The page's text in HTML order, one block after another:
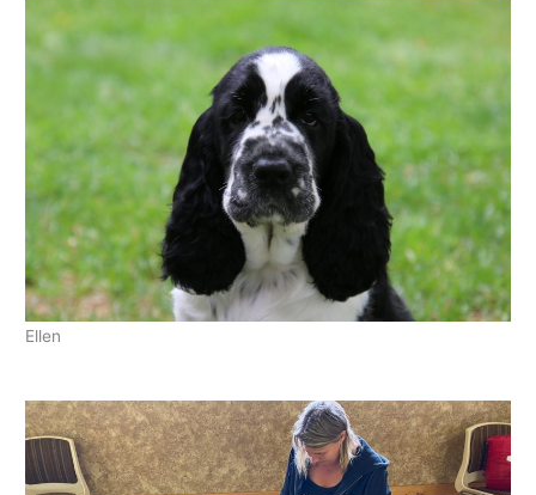
Ellen